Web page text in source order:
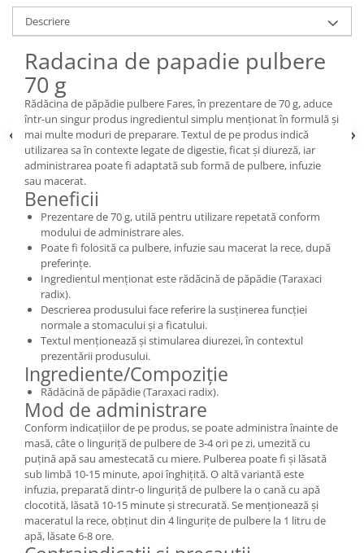
Descriere
Radacina de papadie pulbere
70 g
Rădăcina de păpădie pulbere Fares, în prezentare de 70 g, aduce
într-un singur produs ingredientul simplu menționat în formulă și
mai multe moduri de preparare. Textul de pe produs indică
utilizarea sa în contexte legate de digestie, ficat și diureză, iar
administrarea poate fi adaptată sub formă de pulbere, infuzie
sau macerat.
Beneficii
Prezentare de 70 g, utilă pentru utilizare repetată conform
modului de administrare ales.
Poate fi folosită ca pulbere, infuzie sau macerat la rece, după
preferințe.
Ingredientul menționat este rădăcină de păpădie (Taraxaci
radix).
Descrierea produsului face referire la susținerea funcției
normale a stomacului și a ficatului.
Textul menționează și stimularea diurezei, în contextul
prezentării produsului.
Ingrediente/Compoziție
Rădăcină de păpădie (Taraxaci radix).
Mod de administrare
Conform indicațiilor de pe produs, se poate administra înainte de
masă, câte o linguriță de pulbere de 3-4 ori pe zi, umezită cu
puțină apă sau amestecată cu miere. Pulberea poate fi și lăsată
sub limbă 10-15 minute, apoi înghițită. O altă variantă este
infuzia, preparată dintr-o linguriță de pulbere la o cană cu apă
clocotită, lăsată 10-15 minute și strecurată. Se menționează și
maceratul la rece, obținut din 4 lingurițe de pulbere la 1 litru de
apă, lăsate 6-8 ore.